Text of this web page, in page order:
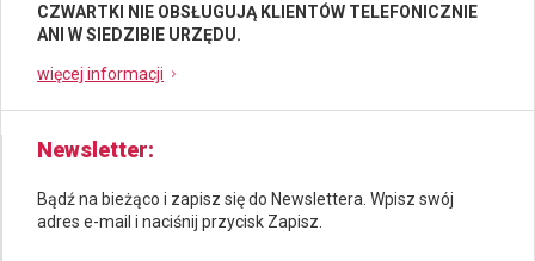
CZWARTKI NIE OBSŁUGUJĄ KLIENTÓW TELEFONICZNIE
ANI W SIEDZIBIE URZĘDU.
więcej informacji
Newsletter
Bądź na bieżąco i zapisz się do Newslettera. Wpisz swój
adres e-mail i naciśnij przycisk Zapisz.